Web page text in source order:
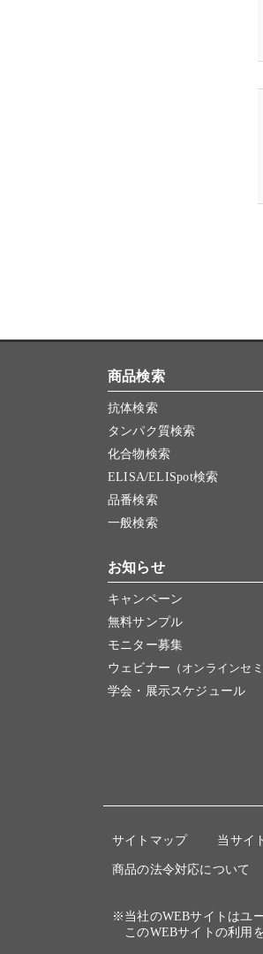
商品検索
抗体検索
タンパク質検索
化合物検索
ELISA/ELISpot検索
品番検索
一般検索
お知らせ
キャンペーン
無料サンプル
モニター募集
ウェビナー （オンラインセ
学会・展示スケジュール
サイトマップ 当サイ
商品の法令対応について
※当社のWEBサイトはユ
このWEBサイトの利用